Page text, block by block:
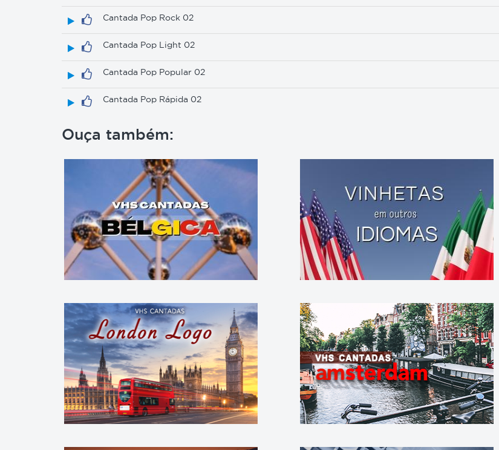
Cantada Pop Rock 02
Cantada Pop Light 02
Cantada Pop Popular 02
Cantada Pop Rápida 02
Ouça também: